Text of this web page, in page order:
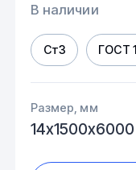
В наличии
Ст3 ГОСТ
Размер, мм
14х1500х6000